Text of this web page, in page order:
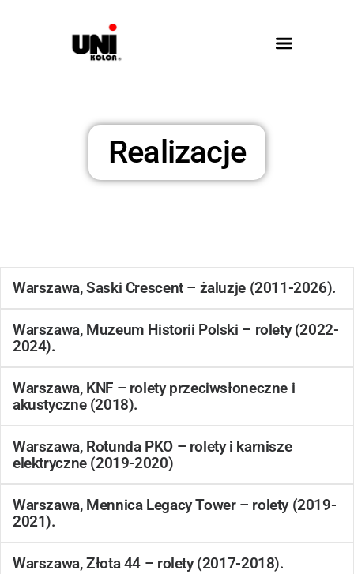
Realizacje
Warszawa, Saski Crescent – żaluzje (2011-2026).
Warszawa, Muzeum Historii Polski – rolety (2022-
2024).
Warszawa, KNF – rolety przeciwsłoneczne i
akustyczne (2018).
Warszawa, Rotunda PKO – rolety i karnisze
elektryczne (2019-2020)
Warszawa, Mennica Legacy Tower – rolety (2019-
2021).
Warszawa, Złota 44 – rolety (2017-2018).